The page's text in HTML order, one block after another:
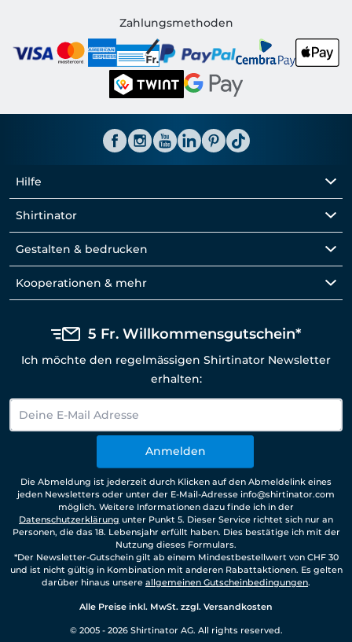
Shirtinator CH
Zahlungsmethoden
Hilfe
Shirtinator
Gestalten & bedrucken
Kooperationen & mehr
5 Fr. Willkommensgutschein*
Ich möchte den regelmässigen Shirtinator Newsletter
erhalten:
Anmelden
Die Abmeldung ist jederzeit durch Klicken auf den Abmeldelink eines
jeden Newsletters oder unter der E-Mail-Adresse info@shirtinator.com
möglich. Weitere Informationen dazu finde ich in der
Datenschutzerklärung unter Punkt 5. Dieser Service richtet sich nur an
Personen, die das 18. Lebensjahr erfüllt haben. Dies bestätige ich mit der
Nutzung dieses Formulars.
*Der Newsletter-Gutschein gilt ab einem Mindestbestellwert von CHF 30
und ist nicht gültig in Kombination mit anderen Rabattaktionen. Es gelten
darüber hinaus unsere allgemeinen Gutscheinbedingungen.
Alle Preise inkl. MwSt. zzgl. Versandkosten
© 2005 - 2026 Shirtinator AG. All rights reserved.